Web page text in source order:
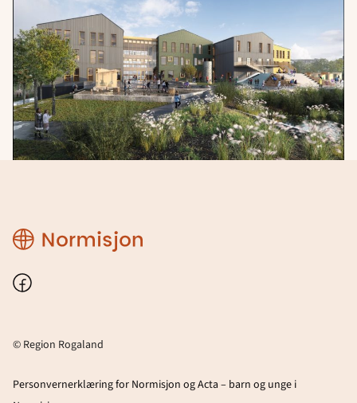
Region
Rogaland
Facebook
© Region Rogaland
Personvernerklæring for Normisjon og Acta – barn og unge i